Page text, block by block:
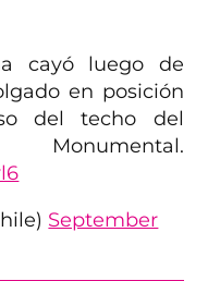
cayó luego de
en posición
del techo del
September